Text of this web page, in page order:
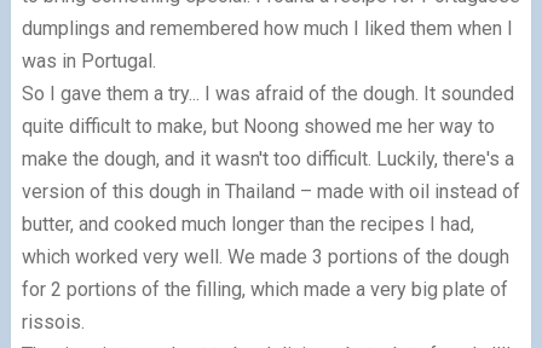
dumplings and remembered how much I liked them when I
was in Portugal.
So I gave them a try... I was afraid of the dough. It sounded
quite difficult to make, but Noong showed me her way to
make the dough, and it wasn't too difficult. Luckily, there's a
version of this dough in Thailand – made with oil instead of
butter, and cooked much longer than the recipes I had,
which worked very well. We made 3 portions of the dough
for 2 portions of the filling, which made a very big plate of
rissois.